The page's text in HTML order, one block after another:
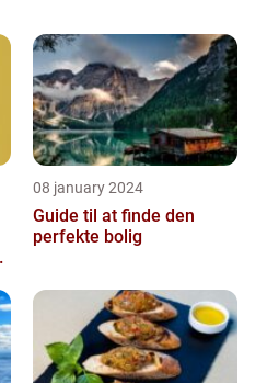
08 january 2024
Guide til at finde den
perfekte bolig